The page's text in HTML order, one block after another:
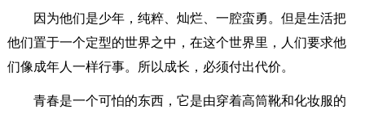
因为他们是少年，纯粹、灿烂、一腔蛮勇。但是生活把
他们置于一个定型的世界之中，在这个世界里，人们要求他
们像成年人一样行事。所以成长，必须付出代价。
青春是一个可怕的东西，它是由穿着高筒靴和化妆服的